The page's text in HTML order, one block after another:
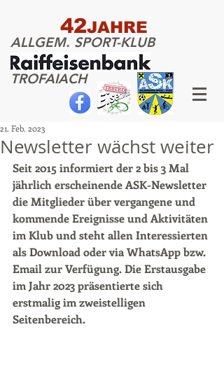
42JAHRE
ALLGEM. SPORT-KLUB
TROFAIACH
Newsletter wächst weiter
21. Feb. 2023
Seit 2015 informiert der 2 bis 3 Mal
jährlich erscheinende ASK-Newsletter
die Mitglieder über vergangene und
kommende Ereignisse und Aktivitäten
im Klub und steht allen Interessierten
als Download oder via WhatsApp bzw.
Email zur Verfügung. Die Erstausgabe
im Jahr 2023 präsentierte sich
erstmalig im zweistelligen
Seitenbereich.